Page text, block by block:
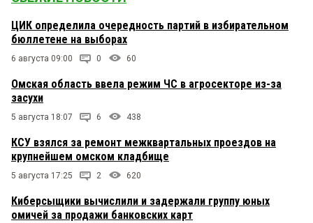
ЦИК определила очередность партий в избирательном
бюллетене на выборах
6 августа 09:00 0 60
Омская область ввела режим ЧС в агросекторе из-за
засухи
5 августа 18:07 6 438
КСУ взялся за ремонт межквартальных проездов на
крупнейшем омском кладбище
5 августа 17:25 2 620
Киберсыщики вычислили и задержали группу юных
омичей за продажи банковских карт